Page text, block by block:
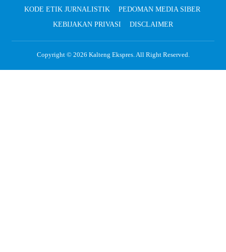
KODE ETIK JURNALISTIK
PEDOMAN MEDIA SIBER
KEBIJAKAN PRIVASI
DISCLAIMER
Copyright © 2026 Kalteng Ekspres. All Right Reserved.